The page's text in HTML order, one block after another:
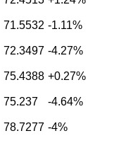
71.5532 -1.11%
72.3497 -4.27%
75.4388 +0.27%
75.237 -4.64%
78.7277 -4%